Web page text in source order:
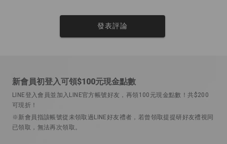
發表評論
新會員初登入可領$100元現金點數
LINE登入會員並加入LINE官方帳號好友，再領100元現金點數！共$200
可現折！
※新會員指該帳號從未領取過LINE好友禮者，若曾領取提提研好友禮視同
已領取，無法再次領取。